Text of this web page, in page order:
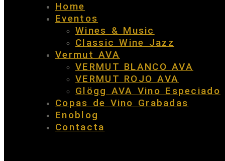
Home
Eventos
Wines & Music
Classic Wine Jazz
Vermut AVA
VERMUT BLANCO AVA
VERMUT ROJO AVA
Glögg AVA Vino Especiado
Copas de Vino Grabadas
Enoblog
Contacta